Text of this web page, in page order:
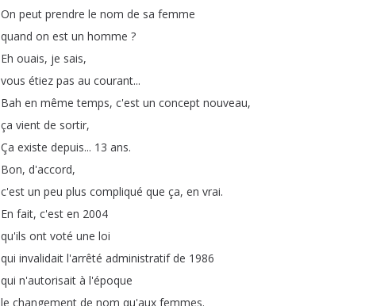
On peut prendre le nom de sa femme
quand on est un homme ?
Eh ouais, je sais,
vous étiez pas au courant...
Bah en même temps, c'est un concept nouveau,
ça vient de sortir,
Ça existe depuis... 13 ans.
Bon, d'accord,
c'est un peu plus compliqué que ça, en vrai.
En fait, c'est en 2004
qu'ils ont voté une loi
qui invalidait l'arrêté administratif de 1986
qui n'autorisait à l'époque
le changement de nom qu'aux femmes.